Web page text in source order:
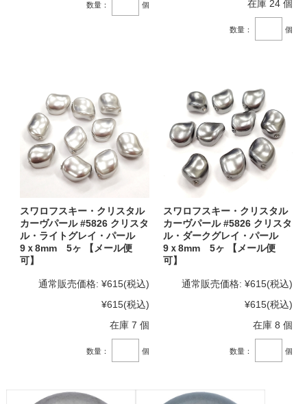
数量： 個 在庫 24 個
数量： 個
スワロフスキー・クリスタル
カーヴパール #5826 クリスタ
ル・ライトグレイ・パール
9ｘ8mm 5ヶ 【メール便
可】
通常販売価格: ¥615(税込)
¥615(税込)
在庫 7 個
数量： 個
スワロフスキー・クリスタル
カーヴパール #5826 クリスタ
ル・ダークグレイ・パール
9ｘ8mm 5ヶ 【メール便
可】
通常販売価格: ¥615(税込)
¥615(税込)
在庫 8 個
数量： 個